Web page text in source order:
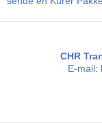
CHR
E-mail: